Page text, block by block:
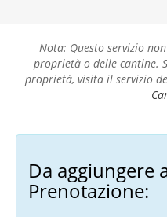
Nota: Questo servizio
proprietà o delle cantine.
proprietà, visita il servizio
Da aggiungere
Prenotazione: